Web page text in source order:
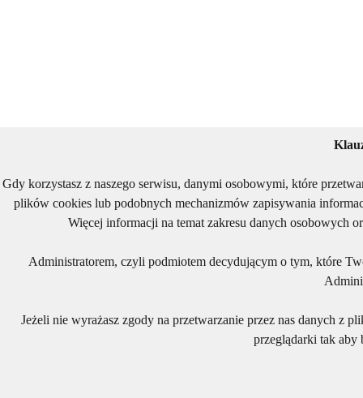
Gdy korzystasz z naszego serwisu, danymi osobowymi, które
plików cookies lub podobnych mechanizmów zapisywania
Więcej informacji na temat zakresu danych osobowych
Administratorem, czyli podmiotem decydującym o tym, które
Jeżeli nie wyrażasz zgody na przetwarzanie przez nas danych z
przeglądarki tak aby